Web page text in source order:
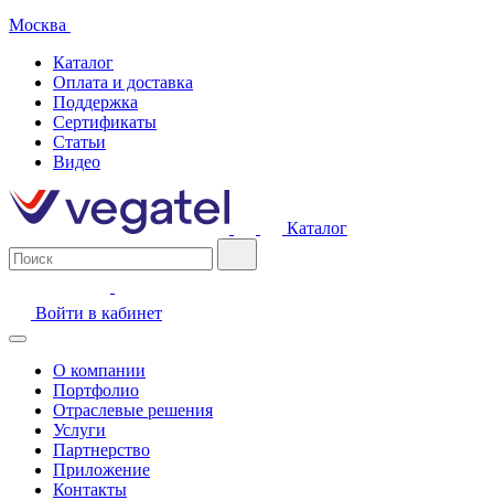
Москва
Каталог
Оплата и доставка
Поддержка
Сертификаты
Статьи
Видео
Каталог
Войти в кабинет
О компании
Портфолио
Отраслевые решения
Услуги
Партнерство
Приложение
Контакты